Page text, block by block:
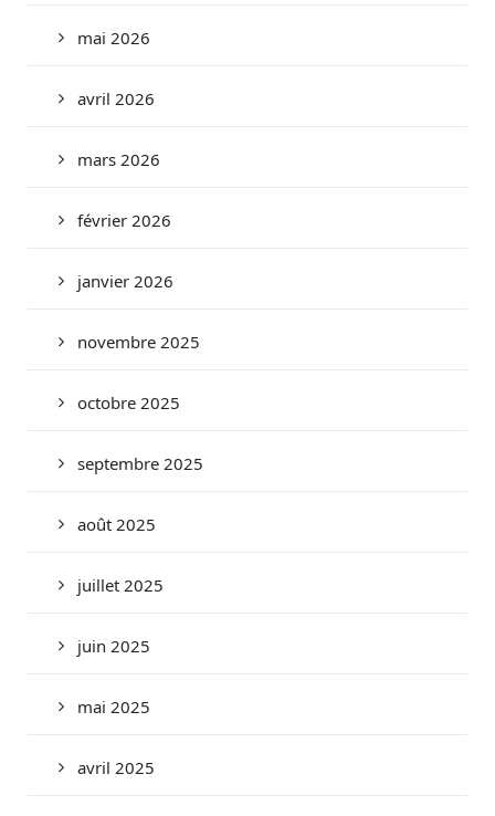
mai 2026
avril 2026
mars 2026
février 2026
janvier 2026
novembre 2025
octobre 2025
septembre 2025
août 2025
juillet 2025
juin 2025
mai 2025
avril 2025